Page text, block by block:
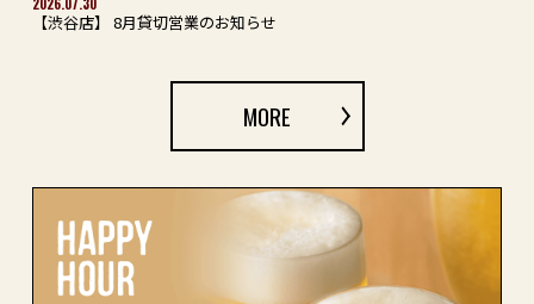
【渋谷店】 8月貸切営業のお知らせ
MORE